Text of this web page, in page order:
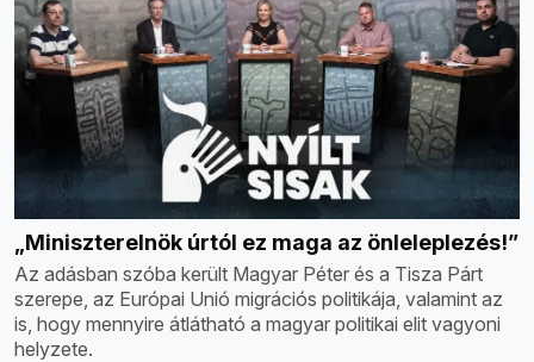
„Miniszterelnök úrtól ez maga az önleleplezés!”
Az adásban szóba került Magyar Péter és a Tisza Párt
szerepe, az Európai Unió migrációs politikája, valamint az
is, hogy mennyire átlátható a magyar politikai elit vagyoni
helyzete.